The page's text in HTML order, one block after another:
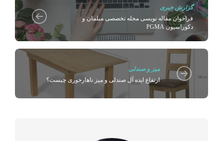
گزارش خبری
فراخوان مقاله نویسی مجله تخصصی مبلمان و
دکوراسیون PGMA
میز و صندلی
ارتفاع ایده آل صندلی و میز ناهارخوری چیست؟